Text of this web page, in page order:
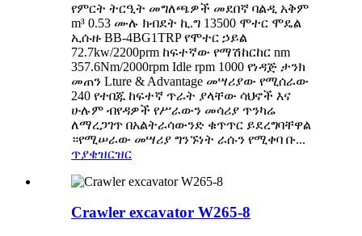
የምርት ትርዒት ​​መግለጫዎች መደበኛ ባልዲ አቅም
m³ 0.53 ሙሉ ክብደት ኪ.ግ 13500 ሞተር ሞዴል
ኢሱዙ BB-4BG1TRP የሞተር ኃይል
72.7kw/2200prm ከፍተኛው የማሽከርከር nm
357.6Nm/2000rpm Idle rpm 1000 የነዳጅ ታንክ
መጠን Lture & Advantage መሣሪያው የሚሰራው
240 የተበጁ ከፍተኛ ጥራት ያላቸው ሳህኖች እና
ሁሉም ብየዳዎች የሥራውን መሳሪያ ጥንካሬ
ለማረጋገጥ በአልትራሳውንድ ቁጥጥር ይደረግባቸዋል
።የሚሠራው መሣሪያ ግንኙነት ራሱን የሚቀባ ቡ...
ጥያቄዝርዝር
Crawler excavator W265-8